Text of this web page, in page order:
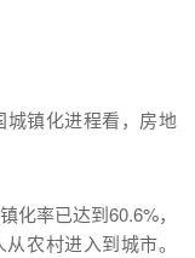
城镇化进程看，房地
化率已达到60.6%，
农村进入到城市。